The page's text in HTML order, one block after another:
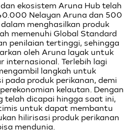
ekosistem Aruna Hub telah
Nelayan Aruna dan 500
menghasilkan produk
memenuhi Global Standard
penilaian tertinggi, sehingga
oleh Aruna layak untuk
internasional. Terlebih lagi
langkah untuk
pada produk perikanan, demi
kelautan. Dengan
telah dicapai hingga saat ini,
untuk dapat membantu
hilirisasi produk perikanan
mendunia.